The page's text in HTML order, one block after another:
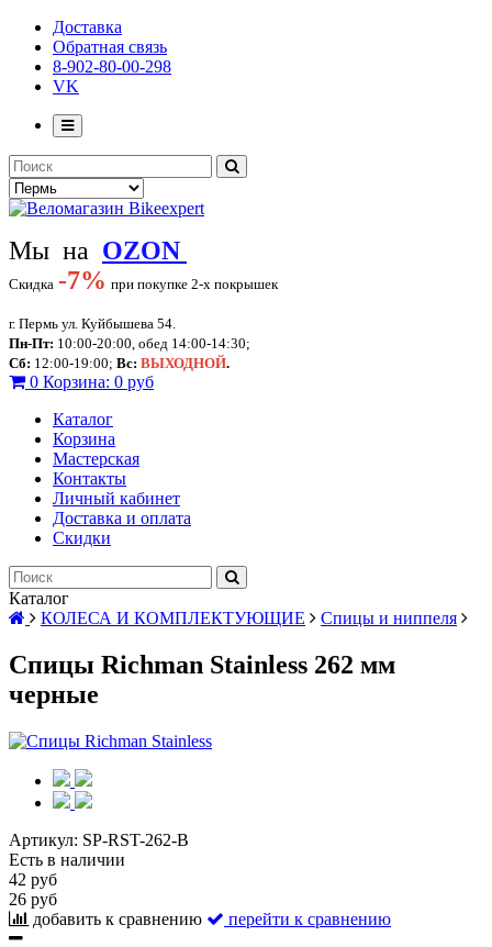
Доставка
Обратная связь
8-902-80-00-298
VK
Мы на OZON
Скидка -7% при покупке 2-х покрышек
г. Пермь ул. Куйбышева 54.
Пн-Пт: 10:00-20:00, обед 14:00-14:30;
Сб: 12:00-19:00; Вс: ВЫХОДНОЙ.
0 Корзина: 0 руб
Каталог
Корзина
Мастерская
Контакты
Личный кабинет
Доставка и оплата
Скидки
Каталог
КОЛЕСА И КОМПЛЕКТУЮЩИЕ
Спицы и ниппеля
Спицы Richman Stainless 262 мм
черные
Артикул: SP-RST-262-B
Есть в наличии
42 руб
26 руб
добавить к сравнению
перейти к сравнению